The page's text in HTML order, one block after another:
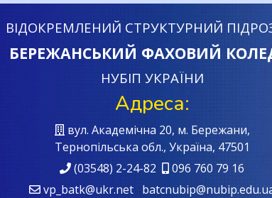
ВІДОКРЕМЛЕНИЙ СТРУКТУРНИЙ
БЕРЕЖАНСЬКИЙ ФАХОВИЙ
НУБІП УКРАЇНИ
Адреса:
вул. Академічна 20, м. Бережани,
Тернопільська обл., Україна, 47501
(03548) 2-24-82
096 760 79 16
vp_batk@ukr.net